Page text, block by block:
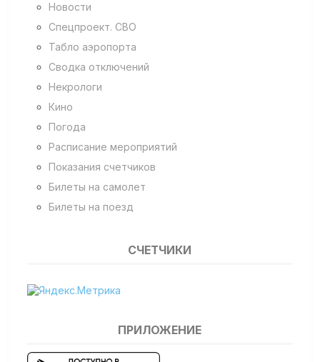
Новости
Спецпроект. СВО
Табло аэропорта
Сводка отключений
Некрологи
Кино
Погода
Расписание мероприятий
Показания счетчиков
Билеты на самолет
Билеты на поезд
СЧЕТЧИКИ
ПРИЛОЖЕНИЕ